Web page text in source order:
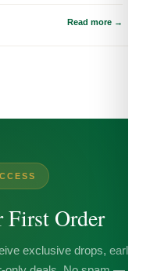
Read more →
Order
exclusive drops, early